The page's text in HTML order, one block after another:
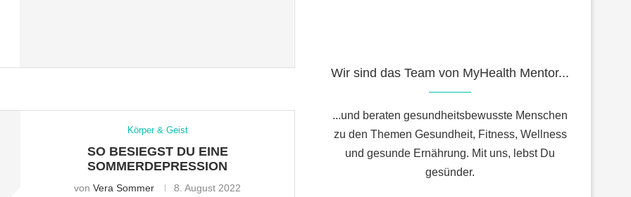
Körper & Geist
SO BESIEGST DU EINE
SOMMERDEPRESSION
vonVera Sommer 8. August 2022
Wir sind das Team von MyHealth Mentor...
...und beraten gesundheitsbewusste Menschen
zu den Themen Gesundheit, Fitness, Wellness
und gesunde Ernährung. Mit uns, lebst Du
gesünder.